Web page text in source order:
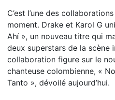
C’est l’une des
moment. Drake et Karol G
Ahí », un nouveau titre qui
deux superstars de la scène
collaboration figure sur le
chanteuse colombienne, «
Tanto », dévoilé aujourd’hui.